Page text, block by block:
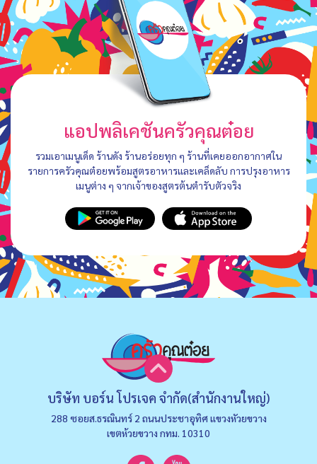
แอปพลิเคชันครัวคุณต๋อย
รวมเอาเมนูเด็ด ร้านดัง ร้านอร่อยทุก ๆ ร้านที่เคยออกอากาศใน
รายการครัวคุณต๋อยพร้อมสูตรอาหารและเคล็ดลับ การปรุงอาหาร
เมนูต่าง ๆ จากเจ้าของสูตรต้นตำรับตัวจริง
บริษัท บอร์น โปรเจค จำกัด(สำนักงานใหญ่)
288 ซอยส.ธรณินทร์ 2 ถนนประชาอุทิศ แขวงหัวยขวาง
เขตห้วยขวาง กทม. 10310